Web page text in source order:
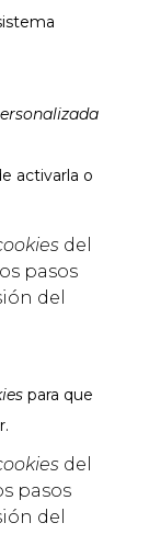
activarla o
del
pasos
del
para que
del
pasos
del